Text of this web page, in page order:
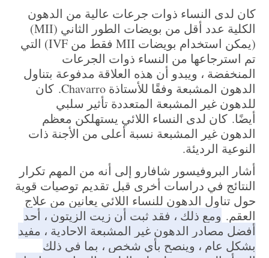
كان لدى النساء ذوات جرعات عالية من الدهون
الكلية عدد أقل من بويضات الطور الثاني (MII)
(يمكن استخدام بويضات MII فقط من IVF) التي
تم استرجاعها من النساء ذوات الجرعات
المنخفضة ، ويبدو أن هذه العلاقة مدفوعة بتناول
الدهون المشبعة وفقًا للأستاذة Chavarro.
كان
للدهون غير المشبعة المتعددة تأثير سلبي
أيضًا. كان لدى النساء اللائي يستهلكن معظم
الدهون غير المشبعة نسبة أعلى من الأجنة ذات
النوعية الرديئة.
أشار البروفيسور شافارو إلى أنه من المهم تكرار
النتائج في دراسات أخرى قبل تقديم توصيات قوية
حول تناول الدهون للنساء اللائي يعانين من علاج
العقم. ومع ذلك ، فقد ثبت أن زيت الزيتون ، أحد
أفضل مصادر الدهون غير المشبعة الاحادية ، مفيد
بشكل عام ، وينصح بأي شخص ، بما في ذلك